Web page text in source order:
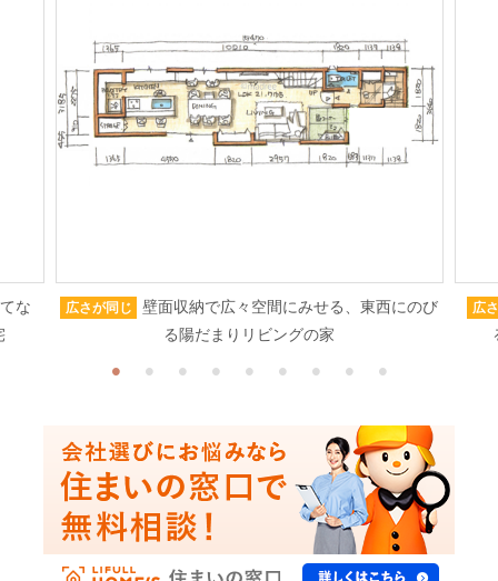
な
広さが同じ
壁面収納で広々空間にみせる、東西にのび
る陽だまりリビングの家
広